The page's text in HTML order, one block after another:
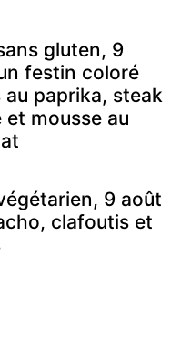
gluten, 9
festin coloré
au paprika, steak
mousse au
9 août
clafoutis et